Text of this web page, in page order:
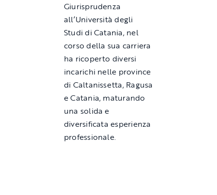
Giurisprudenza
all’Università degli
Studi di Catania, nel
corso della sua carriera
ha ricoperto diversi
incarichi nelle province
di Caltanissetta, Ragusa
e Catania, maturando
una solida e
diversificata esperienza
professionale.